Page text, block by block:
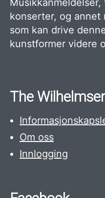
konserter, og annet
som kan drive
kunstformer videre
The
Om oss
Innlogging